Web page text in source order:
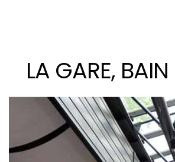
LA GARE,